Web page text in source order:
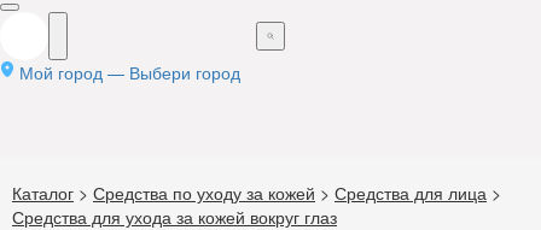
Мой город — Выбери город
Каталог > Средства по уходу за кожей > Средства для лица >
Средства для ухода за кожей вокруг глаз